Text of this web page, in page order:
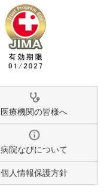
医療機関の皆様へ
病院なびについて
個人情報保護方針